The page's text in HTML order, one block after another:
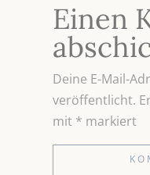
Einen
Deine E-Mail-
veröffentlicht.
mit * markiert